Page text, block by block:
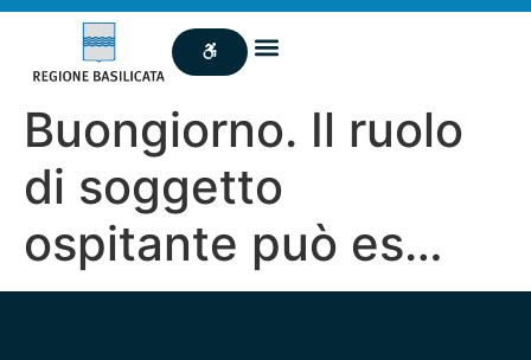
Buongiorno. Il ruolo
di soggetto
ospitante può es…